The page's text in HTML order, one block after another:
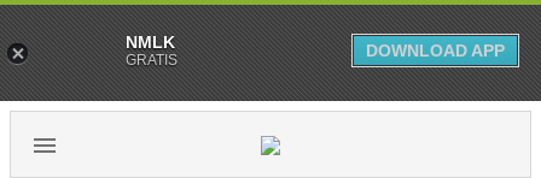
NMLK
GRATIS DOWNLOAD APP